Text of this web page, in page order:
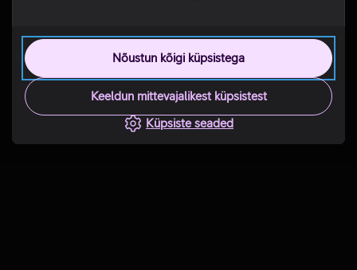
Nõustun kõigi küpsistega
Keeldun mittevajalikest küpsistest
Küpsiste seaded